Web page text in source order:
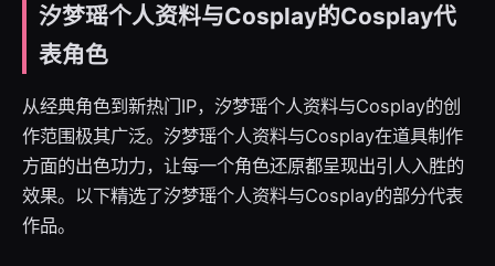
汐梦瑶个人资料与Cosplay的Cosplay代
表角色
从经典角色到新热门IP，汐梦瑶个人资料与Cosplay的创
作范围极其广泛。汐梦瑶个人资料与Cosplay在道具制作
方面的出色功力，让每一个角色还原都呈现出引人入胜的
效果。以下精选了汐梦瑶个人资料与Cosplay的部分代表
作品。